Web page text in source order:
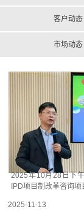
客户动态
市场动态
2025年10月28日下
IPD项目制改革咨询项
2025-11-13